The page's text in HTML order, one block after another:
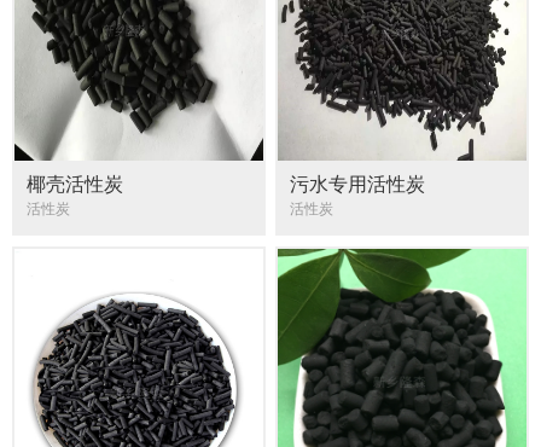
椰壳活性炭
活性炭
污水专用活性炭
活性炭